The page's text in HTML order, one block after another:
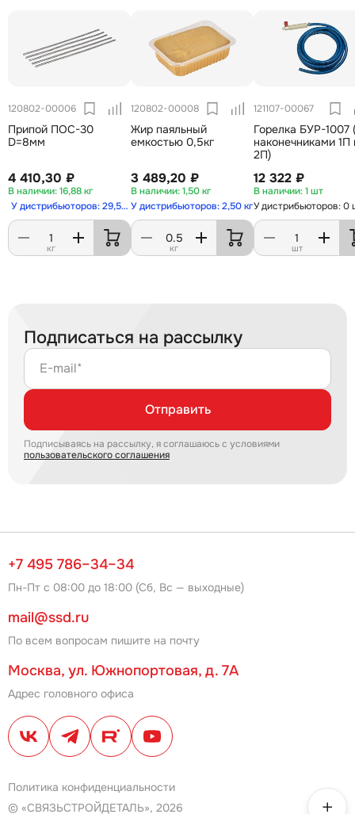
120802-00006
Припой ПОС-30
D=8мм
4 410,30 ₽
16,88 кг
У дистрибьюторов: 29,50 кг
кг
120802-00008
Жир паяльный
емкостью 0,5кг
3 489,20 ₽
1,50 кг
У дистрибьюторов: 2,50 кг
кг
121107-00067
Горелка БУР-1007
наконечниками 1П
2П)
12 322 ₽
1 шт
У дистрибьюторов: 0
шт
Подписаться на рассылку
E-mail*
Отправить
Подписываясь на рассылку, я соглашаюсь с условиями
пользовательского соглашения
+7 495 786–34–34
Пн-Пт с 08:00 до 18:00 (Сб, Вс — выходные)
mail@ssd.ru
По всем вопросам пишите на почту
Москва, ул. Южнопортовая, д. 7А
Адрес головного офиса
Политика конфиденциальности
© «СВЯЗЬСТРОЙДЕТАЛЬ», 2026